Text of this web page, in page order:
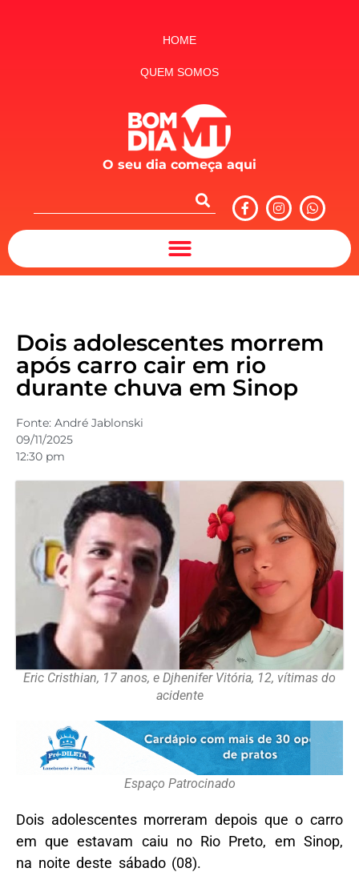
HOME
QUEM SOMOS
O seu dia começa aqui
Dois adolescentes morrem
após carro cair em rio
durante chuva em Sinop
Fonte: André Jablonski
09/11/2025
12:30 pm
Eric Cristhian, 17 anos, e Djhenifer Vitória, 12, vítimas do
acidente
Espaço Patrocinado
Dois adolescentes morreram depois que o carro
em que estavam caiu no Rio Preto, em Sinop,
na noite deste sábado (08).